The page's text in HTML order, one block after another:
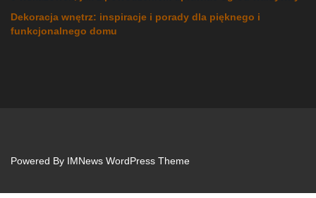
Dekoracja wnętrz: inspiracje i porady dla pięknego i
funkcjonalnego domu
Powered By IMNews WordPress Theme